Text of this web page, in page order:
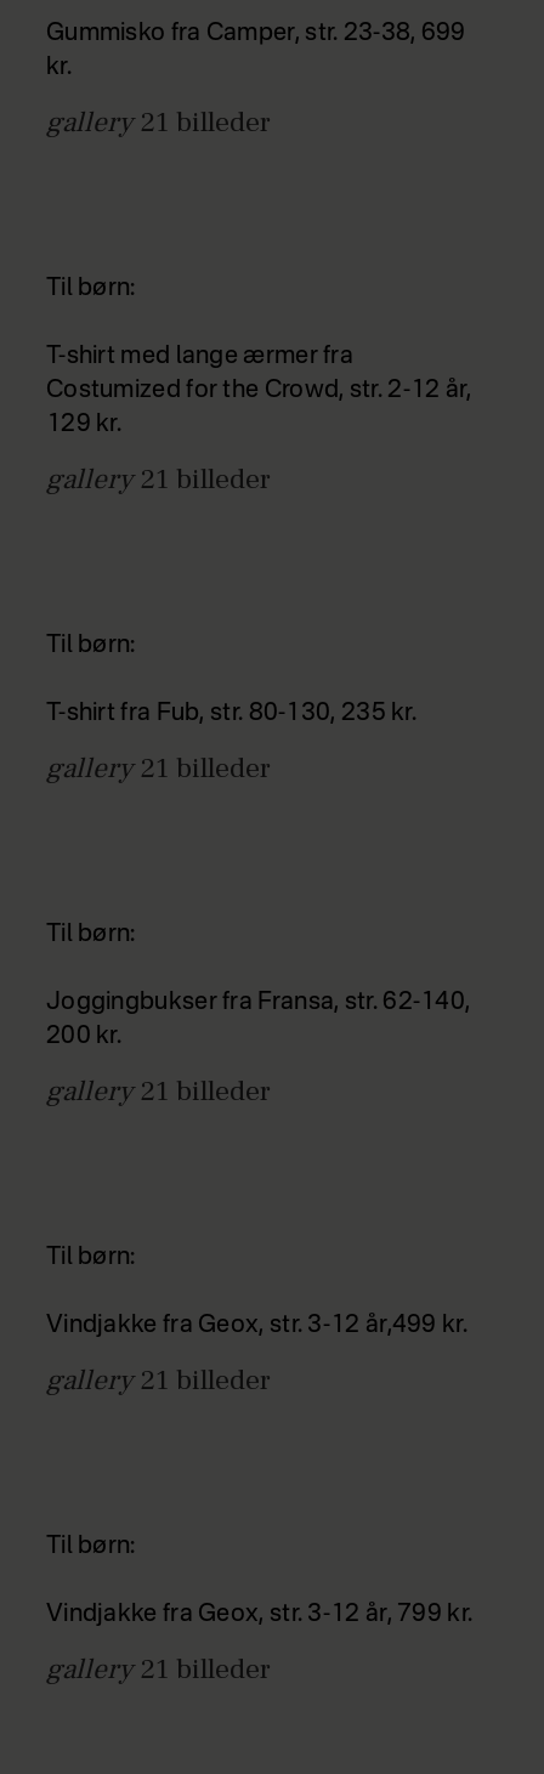
Gummisko fra Camper, str. 23-38, 699
kr.
gallery 21 billeder
Til børn:
T-shirt med lange ærmer fra
Costumized for the Crowd, str. 2-12 år,
129 kr.
gallery 21 billeder
Til børn:
T-shirt fra Fub, str. 80-130, 235 kr.
gallery 21 billeder
Til børn:
Joggingbukser fra Fransa, str. 62-140,
200 kr.
gallery 21 billeder
Til børn:
Vindjakke fra Geox, str. 3-12 år,499 kr.
gallery 21 billeder
Til børn:
Vindjakke fra Geox, str. 3-12 år, 799 kr.
gallery 21 billeder